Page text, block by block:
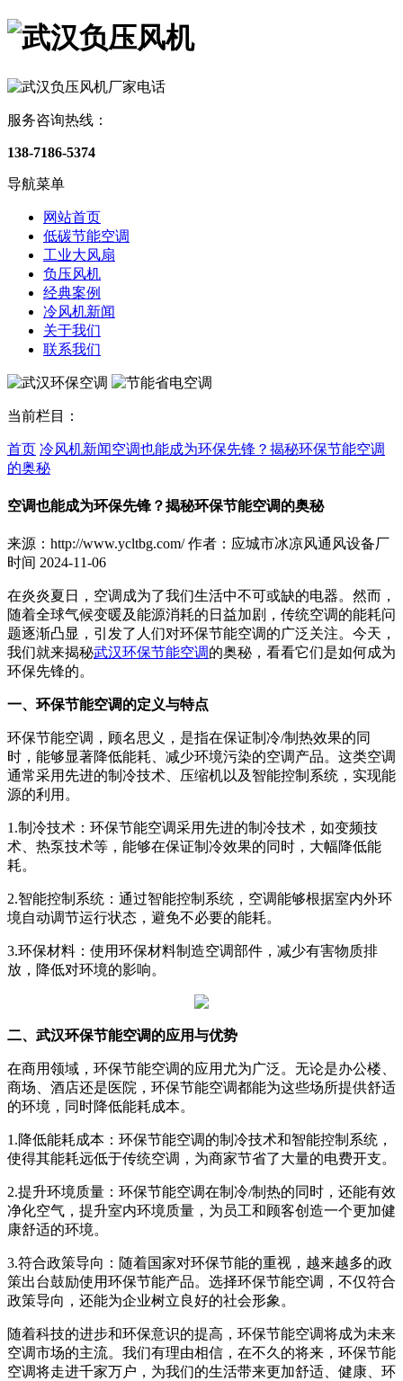
服务咨询热线：
138-7186-5374
导航菜单
网站首页
低碳节能空调
工业大风扇
负压风机
经典案例
冷风机新闻
关于我们
联系我们
当前栏目：
首页 冷风机新闻空调也能成为环保先锋？揭秘环保节能空调
的奥秘
空调也能成为环保先锋？揭秘环保节能空调的奥秘
来源：http://www.ycltbg.com/作者：应城市冰凉风通风设备厂
时间 2024-11-06
在炎炎夏日，空调成为了我们生活中不可或缺的电器。然而，
随着全球气候变暖及能源消耗的日益加剧，传统空调的能耗问
题逐渐凸显，引发了人们对环保节能空调的广泛关注。今天，
我们就来揭秘武汉环保节能空调的奥秘，看看它们是如何成为
环保先锋的。
一、环保节能空调的定义与特点
环保节能空调，顾名思义，是指在保证制冷/制热效果的同
时，能够显著降低能耗、减少环境污染的空调产品。这类空调
通常采用先进的制冷技术、压缩机以及智能控制系统，实现能
源的利用。
1.制冷技术：环保节能空调采用先进的制冷技术，如变频技
术、热泵技术等，能够在保证制冷效果的同时，大幅降低能
耗。
2.智能控制系统：通过智能控制系统，空调能够根据室内外环
境自动调节运行状态，避免不必要的能耗。
3.环保材料：使用环保材料制造空调部件，减少有害物质排
放，降低对环境的影响。
二、武汉环保节能空调的应用与优势
在商用领域，环保节能空调的应用尤为广泛。无论是办公楼、
商场、酒店还是医院，环保节能空调都能为这些场所提供舒适
的环境，同时降低能耗成本。
1.降低能耗成本：环保节能空调的制冷技术和智能控制系统，
使得其能耗远低于传统空调，为商家节省了大量的电费开支。
2.提升环境质量：环保节能空调在制冷/制热的同时，还能有效
净化空气，提升室内环境质量，为员工和顾客创造一个更加健
康舒适的环境。
3.符合政策导向：随着国家对环保节能的重视，越来越多的政
策出台鼓励使用环保节能产品。选择环保节能空调，不仅符合
政策导向，还能为企业树立良好的社会形象。
随着科技的进步和环保意识的提高，环保节能空调将成为未来
空调市场的主流。我们有理由相信，在不久的将来，环保节能
空调将走进千家万户，为我们的生活带来更加舒适、健康、环